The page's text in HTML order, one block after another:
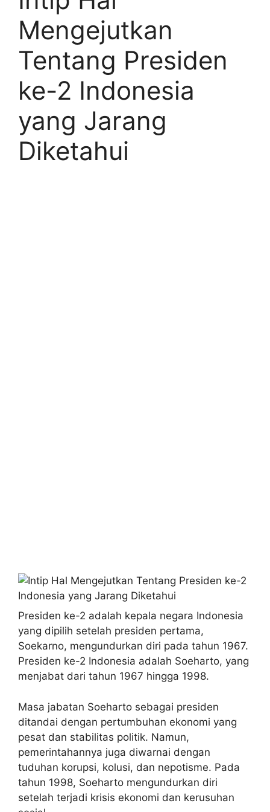
Mengejutkan
Tentang Presiden
ke-2 Indonesia
yang Jarang
Diketahui
Presiden ke-2 adalah kepala negara Indonesia
yang dipilih setelah presiden pertama,
Soekarno, mengundurkan diri pada tahun 1967.
Presiden ke-2 Indonesia adalah Soeharto, yang
menjabat dari tahun 1967 hingga 1998.
Masa jabatan Soeharto sebagai presiden
ditandai dengan pertumbuhan ekonomi yang
pesat dan stabilitas politik. Namun,
pemerintahannya juga diwarnai dengan
tuduhan korupsi, kolusi, dan nepotisme. Pada
tahun 1998, Soeharto mengundurkan diri
setelah terjadi krisis ekonomi dan kerusuhan